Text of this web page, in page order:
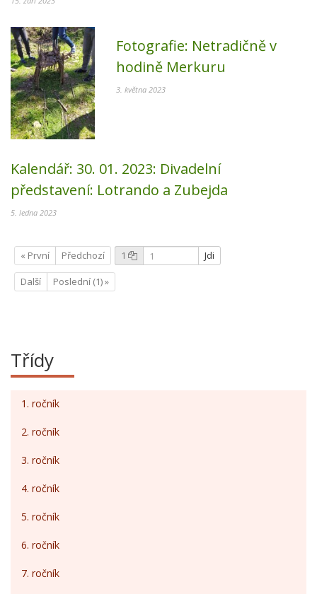
Fotografie: Netradičně v
hodině Merkuru
3. května 2023
Kalendář: 30. 01. 2023: Divadelní
představení: Lotrando a Zubejda
5. ledna 2023
« První Předchozí 1 Jdi
Další Poslední (1) »
Třídy
1. ročník
2. ročník
3. ročník
4. ročník
5. ročník
6. ročník
7. ročník